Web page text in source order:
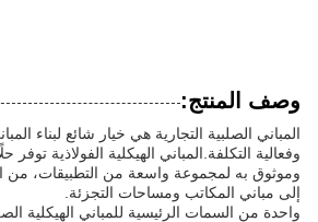
وصف المنتج:
المباني الصلبية التجارية هي خيار شائع لبناء
وفعالية التكلفة.المباني الهيكلية الفولاذية توفر
وموثوق به لمجموعة واسعة من التطبيقات، من
إلى مباني المكاتب ومساحات التجزئة.
واحدة من السمات الرئيسية للمباني الهيكلية